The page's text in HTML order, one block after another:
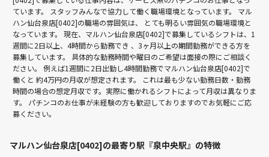
ています。 スタッフみんなで協力して働く職場環境となっています。 マル
ハン仙台泉店[0402]の職場の雰囲気は、 とても明るい雰囲気の職場環境と
なっています。 現在、マルハン仙台泉店[0402]で募集しているシフトは、1
週間に2日以上、4時間から勤務でき 、3ヶ月以上の期間勤務ができる方を
募集しています。 具体的な勤務時間や曜日のご希望は面接の際にご相談く
ださい。 例えば1週間に2日出勤し4時間勤務でマルハン仙台泉店[0402]で
働くと 約4万円の月収が想定されます。 これは最も少ない勤務日数・勤務
時間の場合の想定月収です。実際に働かれるシフトによって月収は異なりま
す。 パチンコのお仕事が未経験の方も歓迎しておりますのでお気軽にご応
募ください。
マルハン仙台泉店[0402]の最寄り駅『泉中央駅』の特徴